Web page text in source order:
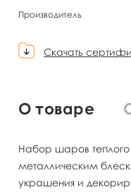
Производитель
Скачать
О товаре
Набор шаров теплого
металлическим
украшения и